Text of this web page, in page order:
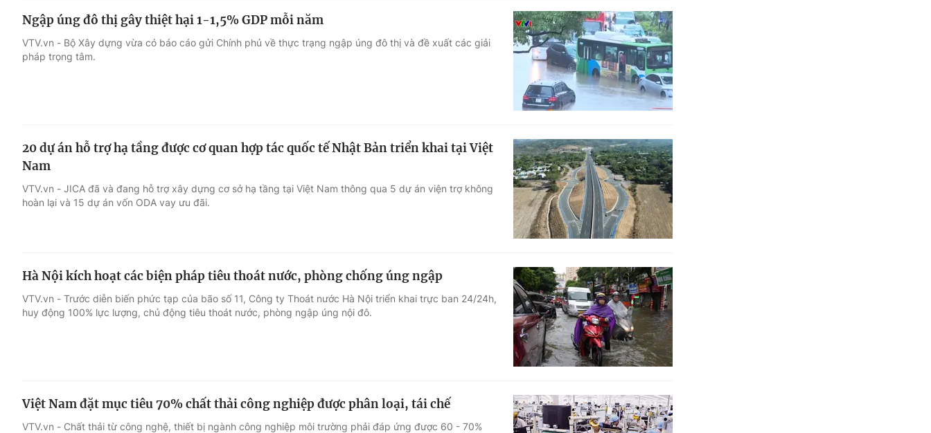
Ngập úng đô thị gây thiệt hại 1-1,5% GDP mỗi năm
VTV.vn - Bộ Xây dựng vừa có báo cáo gửi Chính phủ về thực trạng ngập úng đô thị và đề xuất các giải
pháp trọng tâm.
20 dự án hỗ trợ hạ tầng được cơ quan hợp tác quốc tế Nhật Bản triển khai tại Việt
Nam
VTV.vn - JICA đã và đang hỗ trợ xây dựng cơ sở hạ tầng tại Việt Nam thông qua 5 dự án viện trợ không
hoàn lại và 15 dự án vốn ODA vay ưu đãi.
Hà Nội kích hoạt các biện pháp tiêu thoát nước, phòng chống úng ngập
VTV.vn - Trước diễn biến phức tạp của bão số 11, Công ty Thoát nước Hà Nội triển khai trực ban 24/24h,
huy động 100% lực lượng, chủ động tiêu thoát nước, phòng ngập úng nội đô.
Việt Nam đặt mục tiêu 70% chất thải công nghiệp được phân loại, tái chế
VTV.vn - Chất thải từ công nghệ, thiết bị ngành công nghiệp môi trường phải đáp ứng được 60 - 70%